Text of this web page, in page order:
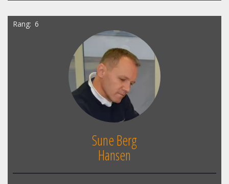
Rang 6
Sune Berg
Hansen